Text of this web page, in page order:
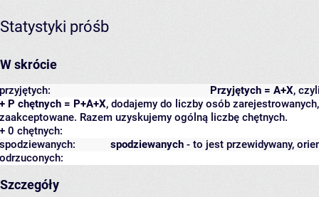
Statystyki próśb
W skrócie
Przyjętych = A+X,
przyjętych:
+ P chętnych = P+A+X, dodajemy do liczby osób
zaakceptowane. Razem uzyskujemy ogólną liczbę chętnych.
+ 0 chętnych:
spodziewanych - to jest przewidywany,
spodziewanych:
odrzuconych:
Szczegóły